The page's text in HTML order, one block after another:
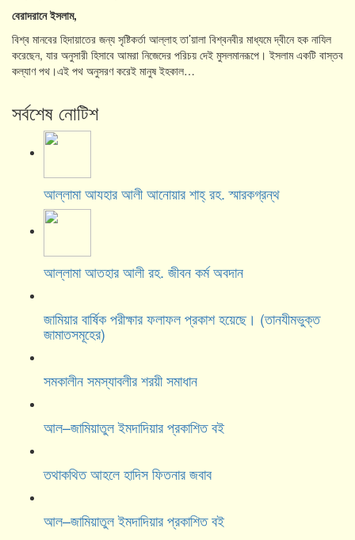
বেরাদরানে ইসলাম,
বিশ্ব মানবের হিদায়াতের জন্য সৃষ্টিকর্তা আল্লাহ তা’য়ালা বিশ্বনবীর মাধ্যমে দ্বীনে হক নাযিল
করেছেন, যার অনুসারী হিসাবে আমরা নিজেদের পরিচয় দেই মুসলমানরূপে। ইসলাম একটি বাস্তব
কল্যাণ পথ।এই পথ অনুসরণ করেই মানুষ ইহকাল…
সর্বশেষ নোটিশ
আল্লামা আযহার আলী আনোয়ার শাহ্‌ রহ. স্মারকগ্রন্থ
আল্লামা আতহার আলী রহ. জীবন কর্ম অবদান
জামিয়ার বার্ষিক পরীক্ষার ফলাফল প্রকাশ হয়েছে। (তানযীমভুক্ত
জামাতসমূহের)
সমকালীন সমস্যাবলীর শরয়ী সমাধান
আল–জামিয়াতুল ইমদাদিয়ার প্রকাশিত বই
তথাকথিত আহলে হাদিস ফিতনার জবাব
আল–জামিয়াতুল ইমদাদিয়ার প্রকাশিত বই